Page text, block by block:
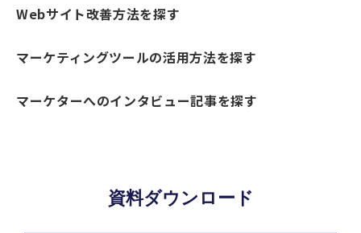
Webサイト改善方法を探す
マーケティングツールの活用方法を探す
マーケターへのインタビュー記事を探す
資料ダウンロード